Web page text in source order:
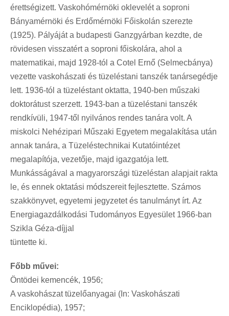
érettségizett. Vaskohómérnöki oklevelét a soproni
Bányamérnöki és Erdőmérnöki Főiskolán szerezte
(1925). Pályáját a budapesti Ganzgyárban kezdte, de
rövidesen visszatért a soproni főiskolára, ahol a
matematikai, majd 1928-tól a Cotel Ernő (Selmecbánya)
vezette vaskohászati és tüzeléstani tanszék tanársegédje
lett. 1936-tól a tüzeléstant oktatta, 1940-ben műszaki
doktorátust szerzett. 1943-ban a tüzeléstani tanszék
rendkívüli, 1947-től nyilvános rendes tanára volt. A
miskolci Nehézipari Műszaki Egyetem megalakítása után
annak tanára, a Tüzeléstechnikai Kutatóintézet
megalapítója, vezetője, majd igazgatója lett.
Munkásságával a magyarországi tüzeléstan alapjait rakta
le, és ennek oktatási módszereit fejlesztette. Számos
szakkönyvet, egyetemi jegyzetet és tanulmányt írt. Az
Energiagazdálkodási Tudományos Egyesület 1966-ban
Szikla Géza-díjjal
tüntette ki.
Főbb művei:
Öntödei kemencék, 1956;
A vaskohászat tüzelőanyagai (In: Vaskohászati
Enciklopédia), 1957;